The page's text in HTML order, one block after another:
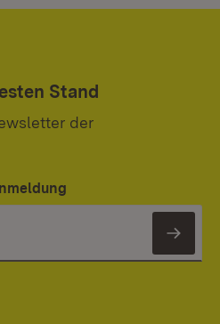
Stand
der